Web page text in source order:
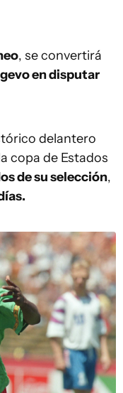
, se convertirá
en disputar
delantero
copa de Estados
de su selección,